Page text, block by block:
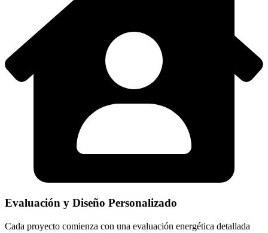
Evaluación y Diseño Personalizado
Cada proyecto comienza con una evaluación energética detallada